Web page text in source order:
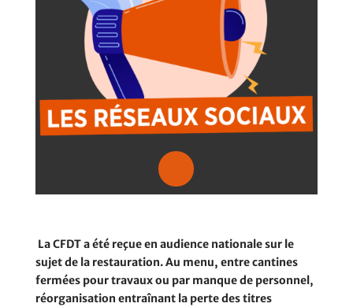
La CFDT a été reçue en audience nationale sur le
sujet de la restauration. Au menu, entre cantines
fermées pour travaux ou par manque de personnel,
réorganisation entraînant la perte des titres